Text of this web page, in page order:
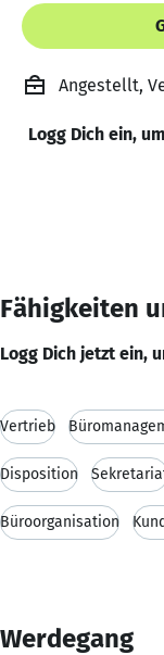
Angestellt,
Logg Dich ein,
Fähigkeiten
Logg Dich jetzt ein,
Vertrieb
Disposition
Büroorganisation
Werdegang